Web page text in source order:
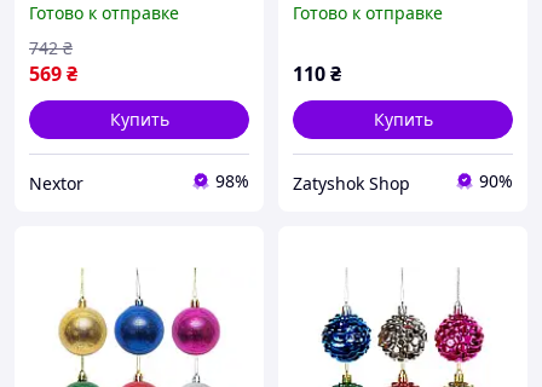
Nextor Набір Ялинкових
Іграшок "кулі" 2023-160
(116515) В
Готово к отправке
569₴
742 ₴
Купить
Nextor 98%
(116299)
Готово к отправке
110₴
Купить
Zatyshok Shop 90%